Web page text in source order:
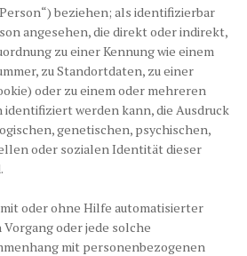
beziehen; als identifizierbar
angesehen, die direkt oder indirekt,
zu einer Kennung wie einem
zu Standortdaten, zu einer
oder zu einem oder mehreren
werden kann, die Ausdruck
genetischen, psychischen,
oder sozialen Identität dieser
oder ohne Hilfe automatisierter
oder jede solche
mit personenbezogenen